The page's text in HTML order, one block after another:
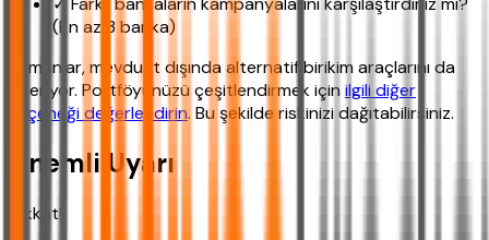
(En az 3 banka)
Uzmanlar, mevduat dışında alternatif birikim araçlarını da
öneriyor. Portföyünüzü çeşitlendirmek için ilgili diğer
seçeneği değerlendirin. Bu şekilde riskinizi dağıtabilirsiniz.
Önemli Uyarı
Dikkat!